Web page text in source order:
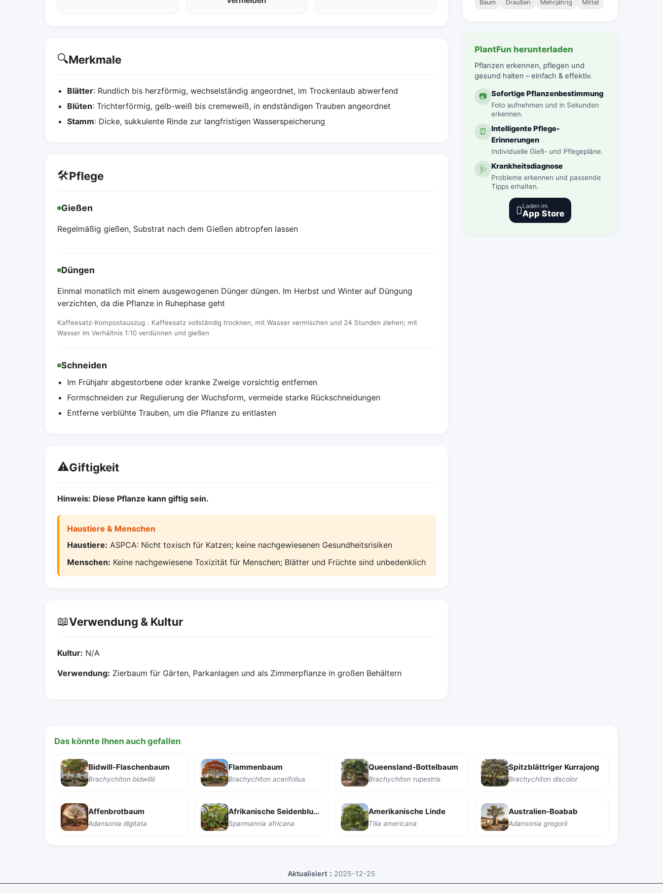
🔍Merkmale
Blätter: Rundlich bis herzförmig, wechselständig angeordnet, im Trockenlaub abwerfend
Blüten: Trichterförmig, gelb-weiß bis cremeweiß, in endständigen Trauben angeordnet
Stamm: Dicke, sukkulente Rinde zur langfristigen Wasserspeicherung
🛠️Pflege
Gießen
Regelmäßig gießen, Substrat nach dem Gießen abtropfen lassen
Düngen
Einmal monatlich mit einem ausgewogenen Dünger düngen. Im Herbst und Winter auf Düngung
verzichten, da die Pflanze in Ruhephase geht
Kaffeesatz-Kompostauszug：Kaffeesatz vollständig trocknen, mit Wasser vermischen und 24 Stunden ziehen; mit
Wasser im Verhältnis 1:10 verdünnen und gießen
Schneiden
Im Frühjahr abgestorbene oder kranke Zweige vorsichtig entfernen
Formschneiden zur Regulierung der Wuchsform, vermeide starke Rückschneidungen
Entferne verblühte Trauben, um die Pflanze zu entlasten
⚠️Giftigkeit
Hinweis: Diese Pflanze kann giftig sein.
Haustiere & Menschen
Haustiere: ASPCA: Nicht toxisch für Katzen; keine nachgewiesenen Gesundheitsrisiken
Menschen: Keine nachgewiesene Toxizität für Menschen; Blätter und Früchte sind unbedenklich
📖Verwendung & Kultur
Kultur: N/A
Verwendung: Zierbaum für Gärten, Parkanlagen und als Zimmerpflanze in großen Behältern
Baum Draußen Mehrjährig Mittel
PlantFun herunterladen
Pflanzen erkennen, pflegen und
gesund halten – einfach & effektiv.
📷 Sofortige Pflanzenbestimmung
Foto aufnehmen und in Sekunden
erkennen.
⏰
Intelligente Pflege-
Erinnerungen
Individuelle Gieß- und Pflegepläne.
🩺 Krankheitsdiagnose
Probleme erkennen und passende
Tipps erhalten.
 Laden im
App Store
Das könnte Ihnen auch gefallen
Bidwill-Flaschenbaum
Brachychiton bidwillii
Flammenbaum
Brachychiton acerifolius
Queensland-Bottelbaum
Brachychiton rupestris
Spitzblättriger Kurrajong
Brachychiton discolor
Affenbrotbaum
Adansonia digitata
Afrikanische Seidenblume
Sparmannia africana
Amerikanische Linde
Tilia americana
Australien-Boabab
Adansonia gregorii
Aktualisiert： 2025-12-25